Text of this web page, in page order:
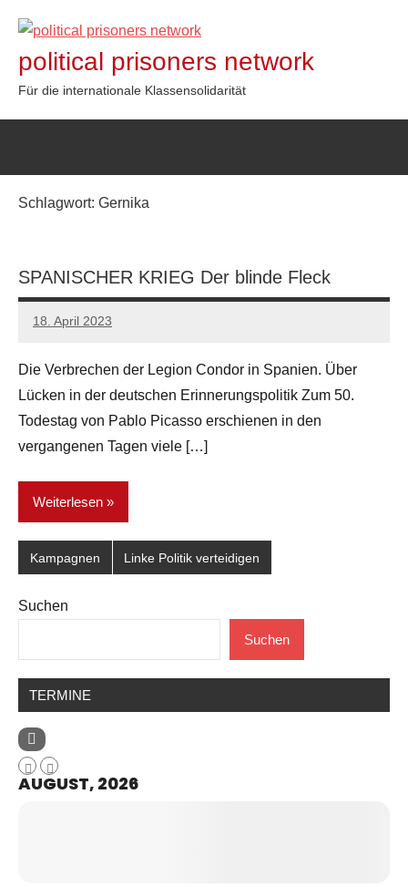
Inhalt
springen
political prisoners network
Für die internationale Klassensolidarität
Schlagwort: Gernika
SPANISCHER KRIEG Der blinde Fleck
18. April 2023
network
Die Verbrechen der Legion Condor in Spanien. Über
Lücken in der deutschen Erinnerungspolitik Zum 50.
Todestag von Pablo Picasso erschienen in den
vergangenen Tagen viele […]
Weiterlesen
Kampagnen Linke Politik verteidigen
Suchen
Suchen
TERMINE
AUGUST, 2026